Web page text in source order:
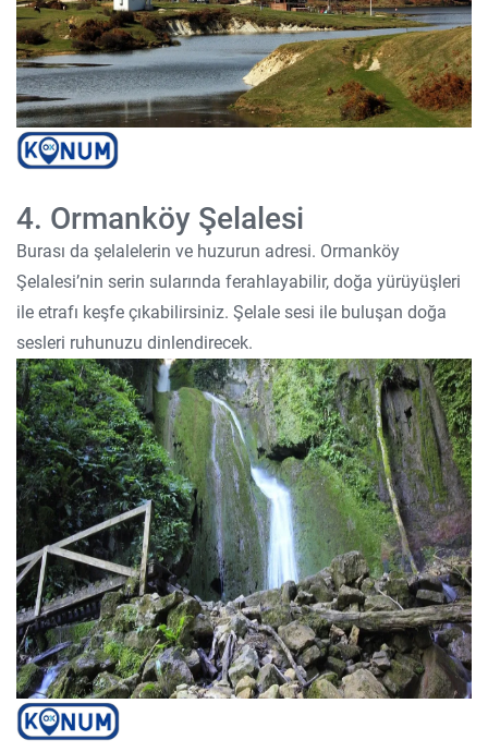
4. Ormanköy Şelalesi
Burası da şelalelerin ve huzurun adresi. Ormanköy
Şelalesi’nin serin sularında ferahlayabilir, doğa yürüyüşleri
ile etrafı keşfe çıkabilirsiniz. Şelale sesi ile buluşan doğa
sesleri ruhunuzu dinlendirecek.